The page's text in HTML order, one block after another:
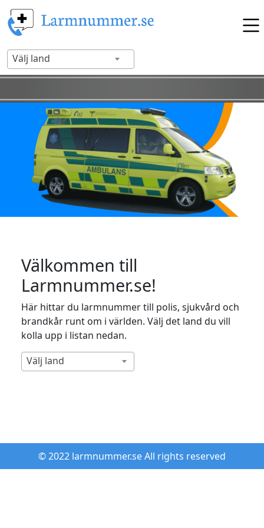
Välj land
Välkommen till
Larmnummer.se!
Här hittar du larmnummer till polis, sjukvård och
brandkår runt om i världen. Välj det land du vill
kolla upp i listan nedan.
Välj land
© 2022 larmnummer.se All rights reserved